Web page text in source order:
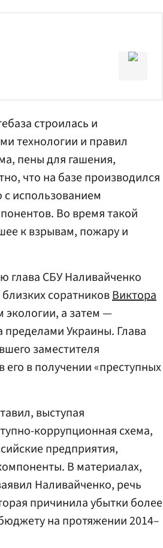
строилась и
технологии и правил
пены для гашения,
что на базе производился
использованием
Во время такой
к взрывам, пожару и
глава СБУ Наливайченко
соратниковВиктора
экологии, а затем —
пределами Украины. Глава
заместителя
в получении «преступных
выступая
коррупционная схема,
предприятия,
В материалах,
Наливайченко, речь
причинила убытки более
на протяжении 2014–